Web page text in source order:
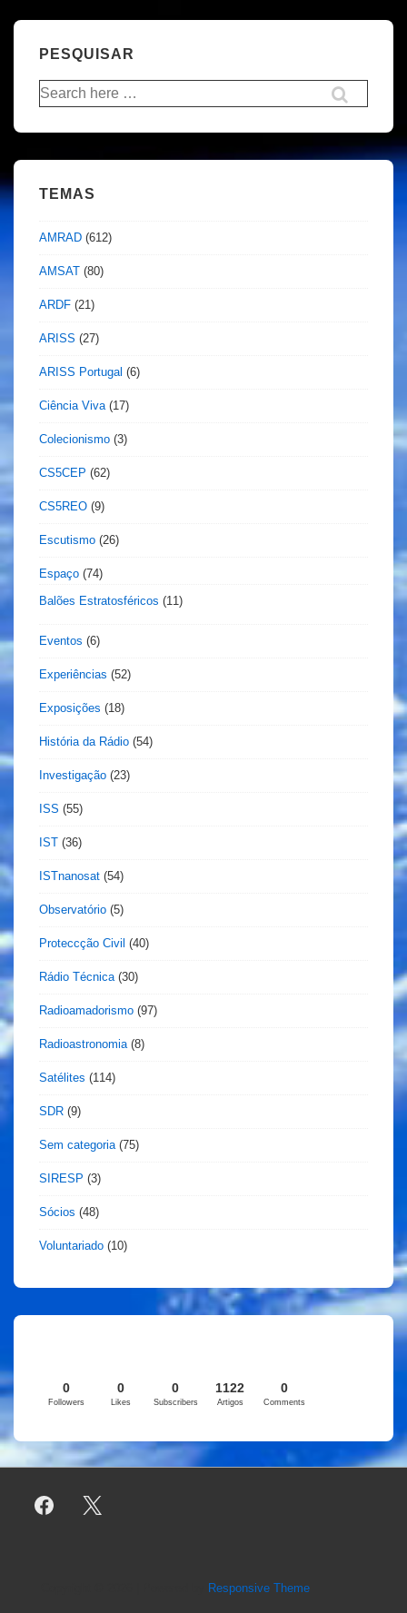
PESQUISAR
Pesquisar
por:
TEMAS
AMRAD (612)
AMSAT (80)
ARDF (21)
ARISS (27)
ARISS Portugal (6)
Ciência Viva(17)
Colecionismo (3)
CS5CEP (62)
CS5REO (9)
Escutismo (26)
Espaço (74)
Balões Estratosféricos (11)
Eventos (6)
Experiências (52)
Exposições (18)
História da Rádio (54)
Investigação (23)
ISS (55)
IST (36)
ISTnanosat (54)
Observatório (5)
Proteccção Civil (40)
Rádio Técnica(30)
Radioamadorismo (97)
Radioastronomia(8)
Satélites (114)
SDR (9)
Sem categoria(75)
SIRESP (3)
Sócios (48)
Voluntariado (10)
0
Followers
0
Likes
0
Subscribers
1122
Artigos
0
Comments
Responsive Theme